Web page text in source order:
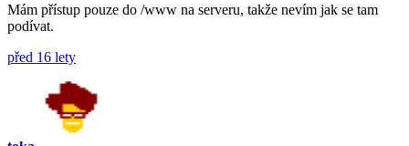
Mám přístup pouze do /www na serveru, takže nevím jak se tam
podívat.
před 16 lety